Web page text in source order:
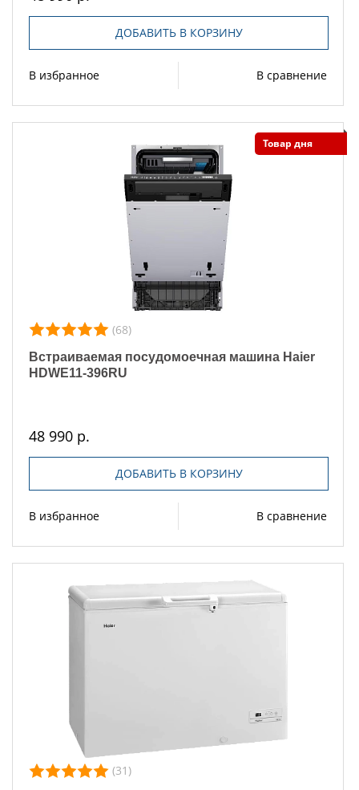
ДОБАВИТЬ В КОРЗИНУ
В избранное В сравнение
Товар дня
(68)
Встраиваемая посудомоечная машина Haier
HDWE11-396RU
48 990 р.
ДОБАВИТЬ В КОРЗИНУ
В избранное В сравнение
(31)